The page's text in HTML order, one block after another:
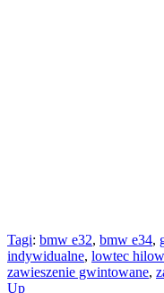
Tagi: bmw e32, bmw e34,
indywidualne, lowtec hilow
zawieszenie gwintowane,
Up